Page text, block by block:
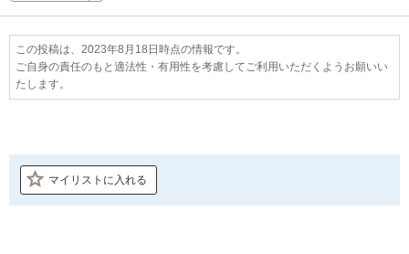
この投稿は、2023年8月18日時点の情報です。
ご自身の責任のもと適法性・有用性を考慮してご利用いただくようお願いい
たします。
マイリストに入れる